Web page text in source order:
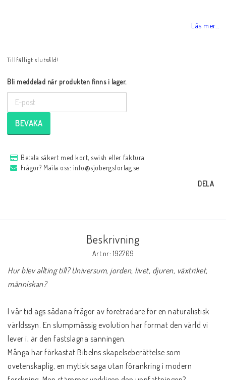
Läs mer...
Tillfälligt slutsåld!
Bli meddelad när produkten finns i lager.
BEVAKA
Betala säkert med kort, swish eller faktura
Frågor? Maila oss: info@sjobergsforlag.se
DELA
Beskrivning
Art.nr: 192709
Hur blev allting till? Universum, jorden, livet, djuren, växtriket,
människan?
I vår tid ägs sådana frågor av företrädare för en naturalistisk
världssyn. En slumpmässig evolution har format den värld vi
lever i, är den fastslagna sanningen.
Många har förkastat Bibelns skapelseberättelse som
ovetenskaplig, en mytisk saga utan förankring i modern